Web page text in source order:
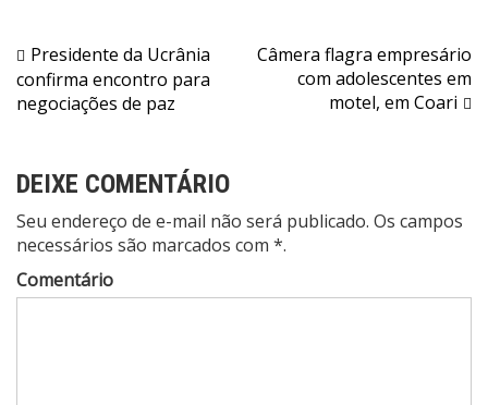
Navegação
de
Presidente da Ucrânia
confirma encontro para
negociações de paz
Câmera flagra empresário
com adolescentes em
motel, em Coari
DEIXE COMENTÁRIO
Seu endereço de e-mail não será publicado. Os campos
necessários são marcados com *.
Comentário